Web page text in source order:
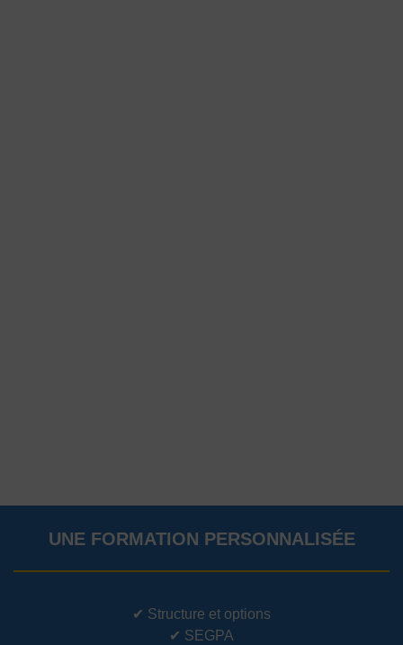
UNE FORMATION PERSONNALISÉE
✔ Structure et options
✔ SEGPA